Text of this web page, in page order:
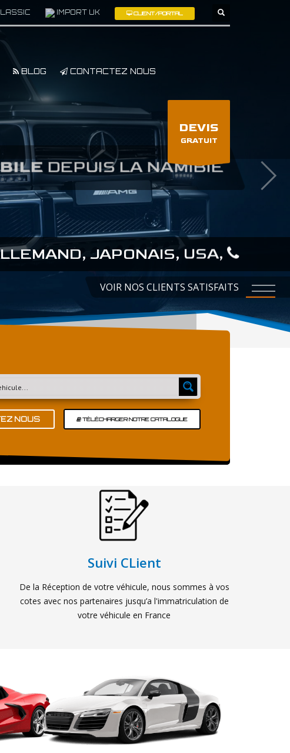
IMPORT UK CLIENT/PORTAL
BLOG CONTACTEZ NOUS
DEVIS
GRATUIT
DEPUIS LA NAMIBIE
JAPONAIS, USA,
VOIR NOS CLIENTS SATISFAITS
NOUS TÉLÉCHARGER NOTRE CATALOGUE
Suivi CLient
De la Réception de votre véhicule, nous sommes à vos
cotes avec nos partenaires jusqu’a l'immatriculation de
votre véhicule en France